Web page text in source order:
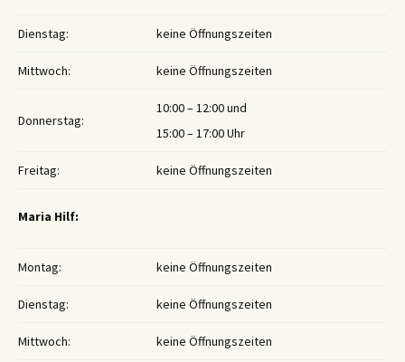
Dienstag: keine Öffnungszeiten
Mittwoch: keine Öffnungszeiten
Donnerstag:
10:00 – 12:00 und
15:00 – 17:00 Uhr
Freitag: keine Öffnungszeiten
Maria Hilf:
Montag: keine Öffnungszeiten
Dienstag: keine Öffnungszeiten
Mittwoch: keine Öffnungszeiten